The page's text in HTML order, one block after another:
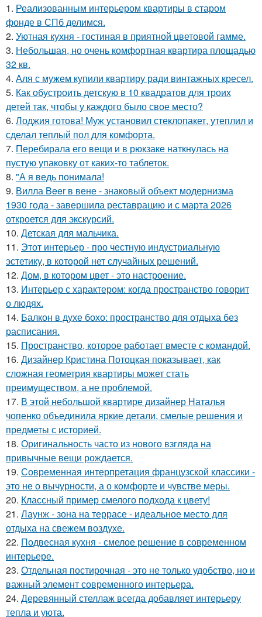
1. Реализованным интерьером квартиры в старом
фонде в СПб делимся.
2. Уютная кухня - гостиная в приятной цветовой гамме.
3. Небольшая, но очень комфортная квартира площадью
32 кв.
4. Аля с мужем купили квартиру ради винтажных кресел.
5. Как обустроить детскую в 10 квадратов для троих
детей так, чтобы у каждого было свое место?
6. Лоджия готова! Муж установил стеклопакет, утеплил и
сделал теплый пол для комфорта.
7. Перебирала его вещи и в рюкзаке наткнулась на
пустую упаковку от каких-то таблеток.
8. "А я ведь понимала!
9. Вилла Beer в вене - знаковый объект модернизма
1930 года - завершила реставрацию и с марта 2026
откроется для экскурсий.
10. Детская для мальчика.
11. Этот интерьер - про честную индустриальную
эстетику, в которой нет случайных решений.
12. Дом, в котором цвет - это настроение.
13. Интерьер с характером: когда пространство говорит
о людях.
14. Балкон в духе бохо: пространство для отдыха без
расписания.
15. Пространство, которое работает вместе с командой.
16. Дизайнер Кристина Потоцкая показывает, как
сложная геометрия квартиры может стать
преимуществом, а не проблемой.
17. В этой небольшой квартире дизайнер Наталья
чопенко объединила яркие детали, смелые решения и
предметы с историей.
18. Оригинальность часто из нового взгляда на
привычные вещи рождается.
19. Современная интерпретация французской классики -
это не о вычурности, а о комфорте и чувстве меры.
20. Классный пример смелого подхода к цвету!
21. Лаунж - зона на террасе - идеальное место для
отдыха на свежем воздухе.
22. Подвесная кухня - смелое решение в современном
интерьере.
23. Отдельная постирочная - это не только удобство, но и
важный элемент современного интерьера.
24. Деревянный стеллаж всегда добавляет интерьеру
тепла и уюта.